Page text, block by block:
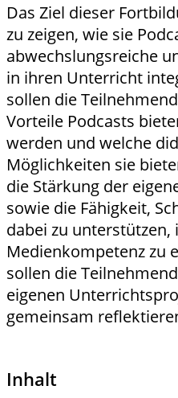
Das Ziel dieser
zu zeigen, wie sie
abwechslungsreiche
in ihren Unterricht
sollen die
Vorteile Podcasts
werden und welche
Möglichkeiten sie
die Stärkung der
sowie die Fähigkeit,
dabei zu unterstützen,
Medienkompetenz zu
sollen die
eigenen
gemeinsam
Inhalt